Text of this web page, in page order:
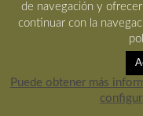
de navegación y
continuar con la
Puede obtener más